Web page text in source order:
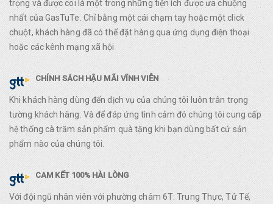
trọng và được coi là một trong những tiện ích được ưa chuộng
nhất của GasTuTe. Chỉ bằng một cái chạm tay hoặc một click
chuột, khách hàng đã có thể đặt hàng qua ứng dụng điện thoại
hoặc các kênh mạng xã hội
CHÍNH SÁCH HẬU MÃI VĨNH VIỄN
Khi khách hàng dùng đến dịch vụ của chúng tôi luôn trân trọng
tường khách hàng. Và để đáp ứng tình cảm đó chúng tôi cung cấp
hệ thống cà trăm sản phẩm quà tặng khi bạn dùng bất cứ sản
phẩm nào của chúng tôi.
CAM KẾT 100% HÀI LÒNG
Với đội ngũ nhân viên với phường châm 6T: Trung Thực, Tử Tế,